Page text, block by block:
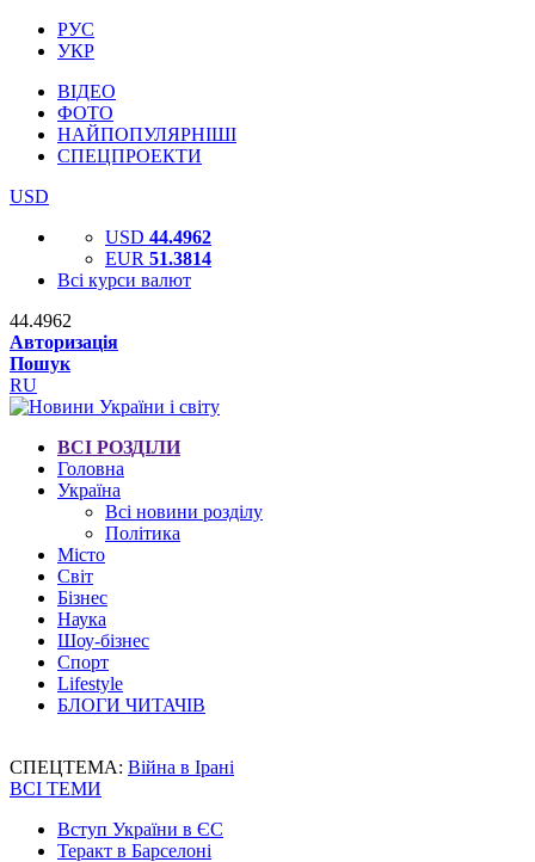
РУС
УКР
ВІДЕО
ФОТО
НАЙПОПУЛЯРНІШІ
СПЕЦПРОЕКТИ
USD
USD 44.4962
EUR 51.3814
Всі курси валют
44.4962
Авторизація
Пошук
RU
ВСІ РОЗДІЛИ
Головна
Україна
Всі новини розділу
Політика
Місто
Світ
Бізнес
Наука
Шоу-бізнес
Спорт
Lifestyle
БЛОГИ ЧИТАЧІВ
СПЕЦТЕМА: Війна в Ірані
ВСІ ТЕМИ
Вступ України в ЄС
Теракт в Барселоні